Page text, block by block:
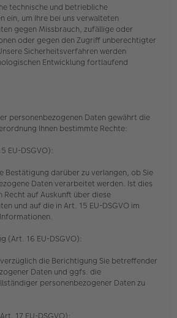
technische und betriebliche
ein, um Ihre bei uns verwalteten
gegen Missbrauch, zufällige oder
oder gegen den Zugriff unberechtigter
Sicherheitsverfahren werden
Entwicklung fortlaufend
personenbezogenen Daten gewährt die
Ihnen bestimmte Rechte:
EU-DSGVO):
Bestätigung darüber zu verlangen, ob Sie
Daten verarbeitet werden. Ist dies
Recht auf Auskunft über diese
und auf die in Art. 15 EU-DSGVO im
(Art. 16 EU-DSGVO):
die Berichtigung Sie betreffender
Daten und ggfs. die
personenbezogener Daten zu
17 EU-DSGVO):